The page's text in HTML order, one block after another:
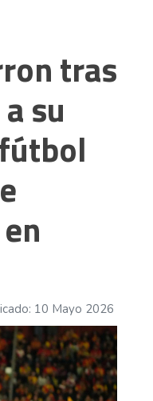
tras
su
10 Mayo 2026